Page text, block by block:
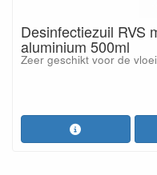
Desinfectiezuil RVS
aluminium 500ml
Zeer geschikt voor de